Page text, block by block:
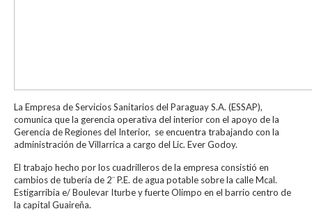
La Empresa de Servicios Sanitarios del Paraguay S.A. (ESSAP),
comunica que la gerencia operativa del interior con el apoyo de la
Gerencia de Regiones del Interior, se encuentra trabajando con la
administración de Villarrica a cargo del Lic. Ever Godoy.
El trabajo hecho por los cuadrilleros de la empresa consistió en
cambios de tubería de 2¨ P.E. de agua potable sobre la calle Mcal.
Estigarribia e/ Boulevar Iturbe y fuerte Olimpo en el barrio centro de
la capital Guaireña.